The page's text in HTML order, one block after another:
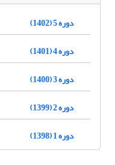
دوره 5 (1402)
دوره 4 (1401)
دوره 3 (1400)
دوره 2 (1399)
دوره 1 (1398)